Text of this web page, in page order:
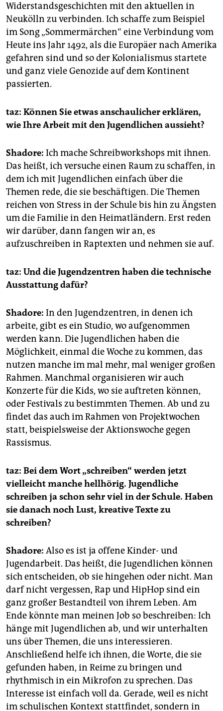
Widerstandsgeschichten mit den aktuellen in
Neukölln zu verbinden. Ich schaffe zum Beispiel
im Song „Sommermärchen“ eine Verbindung vom
Heute ins Jahr 1492, als die Europäer nach Amerika
gefahren sind und so der Kolonialismus startete
und ganz viele Genozide auf dem Kontinent
passierten.
taz: Können Sie etwas anschaulicher erklären,
wie Ihre Arbeit mit den Jugendlichen aussieht?
Shadore: Ich mache Schreibworkshops mit ihnen.
Das heißt, ich versuche einen Raum zu schaffen, in
dem ich mit Jugendlichen einfach über die
Themen rede, die sie beschäftigen. Die Themen
reichen von Stress in der Schule bis hin zu Ängsten
um die Familie in den Heimatländern. Erst reden
wir darüber, dann fangen wir an, es
aufzuschreiben in Raptexten und nehmen sie auf.
taz: Und die Jugendzentren haben die technische
Ausstattung dafür?
Shadore: In den Jugendzentren, in denen ich
arbeite, gibt es ein Studio, wo aufgenommen
werden kann. Die Jugendlichen haben die
Möglichkeit, einmal die Woche zu kommen, das
nutzen manche im mal mehr, mal weniger großen
Rahmen. Manchmal organisieren wir auch
Konzerte für die Kids, wo sie auftreten können,
oder Festivals zu bestimmten Themen. Ab und zu
findet das auch im Rahmen von Projektwochen
statt, beispielsweise der Aktionswoche gegen
Rassismus.
taz: Bei dem Wort „schreiben“ werden jetzt
vielleicht manche hellhörig. Jugendliche
schreiben ja schon sehr viel in der Schule. Haben
sie danach noch Lust, kreative Texte zu
schreiben?
Shadore: Also es ist ja offene Kinder- und
Jugendarbeit. Das heißt, die Jugendlichen können
sich entscheiden, ob sie hingehen oder nicht. Man
darf nicht vergessen, Rap und HipHop sind ein
ganz großer Bestandteil von ihrem Leben. Am
Ende könnte man meinen Job so beschreiben: Ich
hänge mit Jugendlichen ab, und wir unterhalten
uns über Themen, die uns interessieren.
Anschließend helfe ich ihnen, die Worte, die sie
gefunden haben, in Reime zu bringen und
rhythmisch in ein Mikrofon zu sprechen. Das
Interesse ist einfach voll da. Gerade, weil es nicht
im schulischen Kontext stattfindet, sondern in